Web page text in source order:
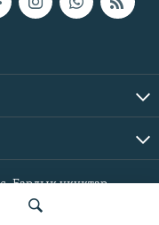
Бардык укуктар